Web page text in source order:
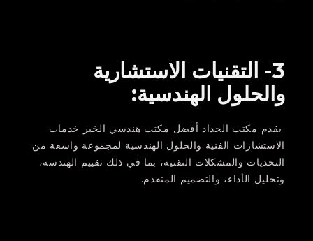
3- التقنيات الاستشارية
والحلول الهندسية:
يقدم مكتب الحداد أفضل مكتب هندسي الخبر خدمات
الاستشارات الفنية والحلول الهندسية لمجموعة واسعة من
التحديات والمشكلات التقنية، بما في ذلك تقييم الهندسة،
وتحليل الأداء، والتصميم المتقدم.